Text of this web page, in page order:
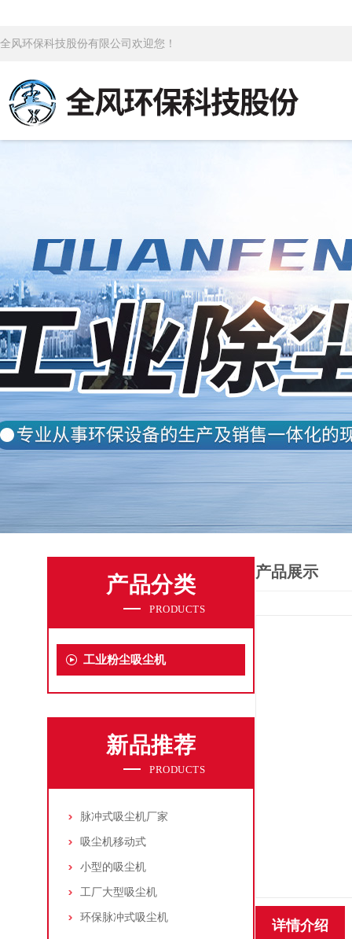
全风环保科技股份有限公司欢迎您！
产品分类
PRODUCTS
工业粉尘吸尘机
新品推荐
PRODUCTS
脉冲式吸尘机厂家
吸尘机移动式
小型的吸尘机
工厂大型吸尘机
环保脉冲式吸尘机
产品展示
详情介绍